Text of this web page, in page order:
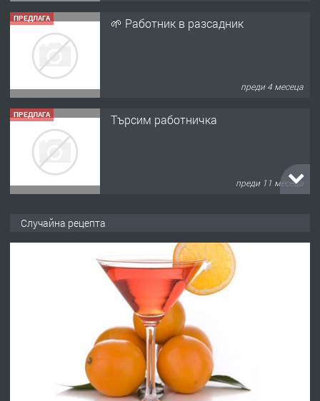
ПРЕДЛАГА 🌱 Работник в разсадник
преди 4 месеца
ПРЕДЛАГА Търсим работничка
преди 11 месеца
Работа за общи работници
Случайна рецепта